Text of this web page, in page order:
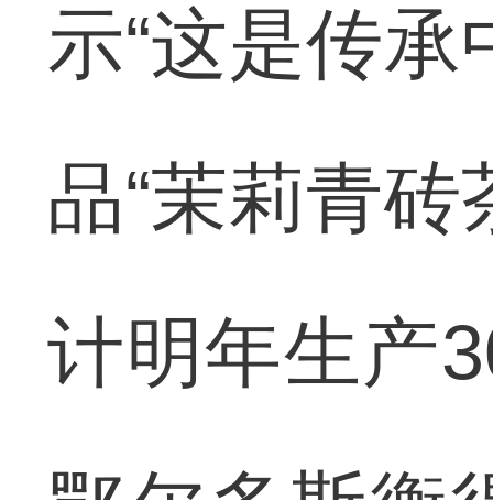
示“这是传
品“茉莉青
计明年生产